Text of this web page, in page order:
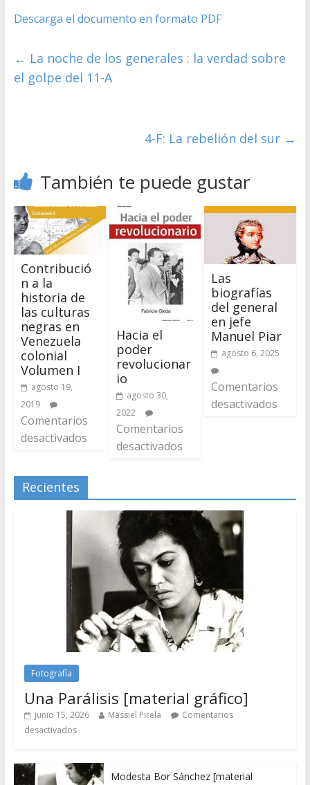
Descarga el documento en formato PDF
← La noche de los generales : la verdad sobre
el golpe del 11-A
4-F: La rebelión del sur →
También te puede gustar
Contribució
n a la
historia de
las culturas
negras en
Venezuela
colonial
Volumen I
agosto 19,
2019
Comentarios
desactivados
Hacia el
poder
revolucionar
io
agosto 30,
2022
Comentarios
desactivados
Las
biografías
del general
en jefe
Manuel Piar
agosto 6, 2025
Comentarios
desactivados
Recientes
Fotografía
Una Parálisis [material gráfico]
junio 15, 2026 Massiel Pirela
Comentarios
desactivados
Modesta Bor Sánchez [material